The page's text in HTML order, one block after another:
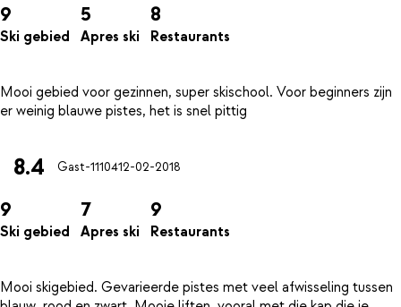
9
Ski gebied
5
Apres ski
8
Restaurants
Mooi gebied voor gezinnen, super skischool. Voor beginners zijn
8.4 Gast-1110412-02-2018
9
Ski gebied
7
Apres ski
9
Restaurants
Mooi skigebied. Gevarieerde pistes met veel afwisseling tussen